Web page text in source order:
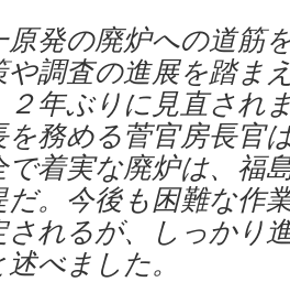
原発の廃炉への道筋
や調査の進展を踏ま
２年ぶりに見直され
を務める菅官房長官
で着実な廃炉は、福
だ。今後も困難な作
されるが、しっかり
べました。